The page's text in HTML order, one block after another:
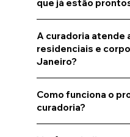
que já estão
A curadoria atende
residenciais e
Janeiro?
Como funciona o
curadoria?